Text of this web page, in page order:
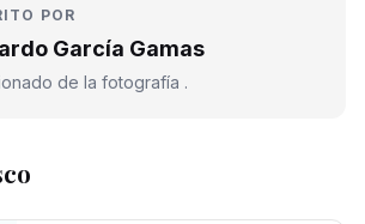
POR
García Gamas
de la fotografía .